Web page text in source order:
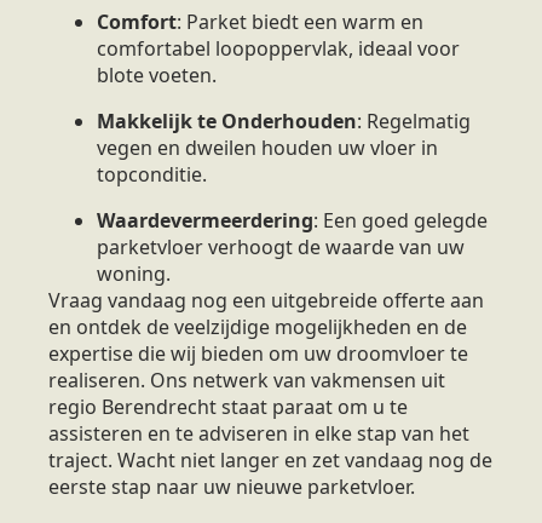
Comfort: Parket biedt een warm en
comfortabel loopoppervlak, ideaal voor
blote voeten.
Makkelijk te Onderhouden: Regelmatig
vegen en dweilen houden uw vloer in
topconditie.
Waardevermeerdering: Een goed gelegde
parketvloer verhoogt de waarde van uw
woning.
Vraag vandaag nog een uitgebreide offerte aan
en ontdek de veelzijdige mogelijkheden en de
expertise die wij bieden om uw droomvloer te
realiseren. Ons netwerk van vakmensen uit
regio Berendrecht staat paraat om u te
assisteren en te adviseren in elke stap van het
traject. Wacht niet langer en zet vandaag nog de
eerste stap naar uw nieuwe parketvloer.